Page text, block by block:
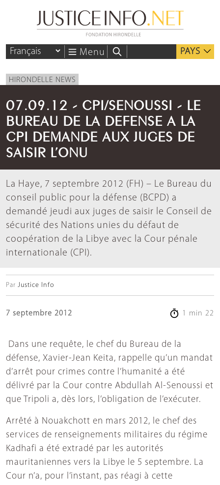
Menu PAYS
HIRONDELLE NEWS
07.09.12 - CPI/SENOUSSI - LE
BUREAU DE LA DEFENSE A LA
CPI DEMANDE AUX JUGES DE
SAISIR L’ONU
La Haye, 7 septembre 2012 (FH) – Le Bureau du
conseil public pour la défense (BCPD) a
demandé jeudi aux juges de saisir le Conseil de
sécurité des Nations unies du défaut de
coopération de la Libye avec la Cour pénale
internationale (CPI).
Par Justice Info
7 septembre 2012 1 min 22
Dans une requête, le chef du Bureau de la
défense, Xavier-Jean Keita, rappelle qu’un mandat
d’arrêt pour crimes contre l’humanité a été
délivré par la Cour contre Abdullah Al-Senoussi et
que Tripoli a, dès lors, l’obligation de l’exécuter.
Arrêté à Nouakchott en mars 2012, le chef des
services de renseignements militaires du régime
Kadhafi a été extradé par les autorités
mauritaniennes vers la Libye le 5 septembre. La
Cour n’a, pour l’instant, pas réagi à cette